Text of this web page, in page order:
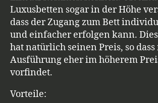
Luxusbetten sogar in der Höhe
dass der Zugang zum Bett
und einfacher erfolgen kann.
hat natürlich seinen Preis, so dass
Ausführung eher im höherem
vorfindet.
Vorteile: